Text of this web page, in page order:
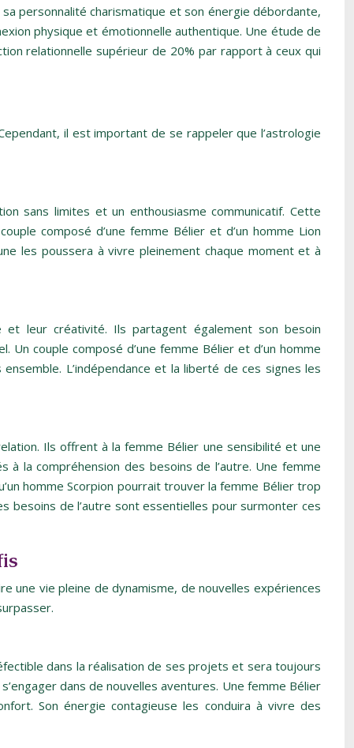
personnalité charismatique et son énergie débordante,
physique et émotionnelle authentique. Une étude de
relationnelle supérieur de 20% par rapport à ceux qui
il est important de se rappeler que l’astrologie
sans limites et un enthousiasme communicatif. Cette
composé d’une femme Bélier et d’un homme Lion
les poussera à vivre pleinement chaque moment et à
et leur créativité. Ils partagent également son besoin
couple composé d’une femme Bélier et d’un homme
L’indépendance et la liberté de ces signes les
Ils offrent à la femme Bélier une sensibilité et une
la compréhension des besoins de l’autre. Une femme
homme Scorpion pourrait trouver la femme Bélier trop
besoins de l’autre sont essentielles pour surmonter ces
une vie pleine de dynamisme, de nouvelles expériences
dans la réalisation de ses projets et sera toujours
dans de nouvelles aventures. Une femme Bélier
Son énergie contagieuse les conduira à vivre des